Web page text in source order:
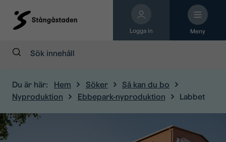
Logga in Meny
Sök:
Du är här: Hem Söker
Så kan du bo
Nyproduktion
Ebbepark-nyproduktion Labbet